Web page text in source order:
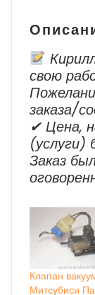
свою
заказа/
✔ Цена,
(услуги)
Заказ
Клапан
Митсубиси